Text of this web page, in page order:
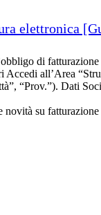
elettronica
di
Accedi all’Area
“Prov.”). Dati